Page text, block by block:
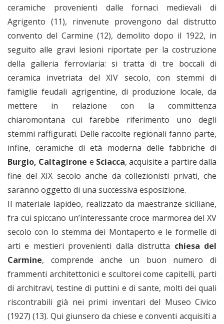
ceramiche provenienti dalle fornaci medievali di
Agrigento (11), rinvenute provengono dal distrutto
convento del Carmine (12), demolito dopo il 1922, in
seguito alle gravi lesioni riportate per la costruzione
della galleria ferroviaria: si tratta di tre boccali di
ceramica invetriata del XIV secolo, con stemmi di
famiglie feudali agrigentine, di produzione locale, da
mettere in relazione con la committenza
chiaromontana cui farebbe riferimento uno degli
stemmi raffigurati. Delle raccolte regionali fanno parte,
infine, ceramiche di età moderna delle fabbriche di
Burgio, Caltagirone e Sciacca, acquisite a partire dalla
fine del XIX secolo anche da collezionisti privati, che
saranno oggetto di una successiva esposizione.
Il materiale lapideo, realizzato da maestranze siciliane,
fra cui spiccano un’interessante croce marmorea del XV
secolo con lo stemma dei Montaperto e le formelle di
arti e mestieri provenienti dalla distrutta chiesa del
Carmine, comprende anche un buon numero di
frammenti architettonici e scultorei come capitelli, parti
di architravi, testine di puttini e di sante, molti dei quali
riscontrabili già nei primi inventari del Museo Civico
(1927) (13). Qui giunsero da chiese e conventi acquisiti a